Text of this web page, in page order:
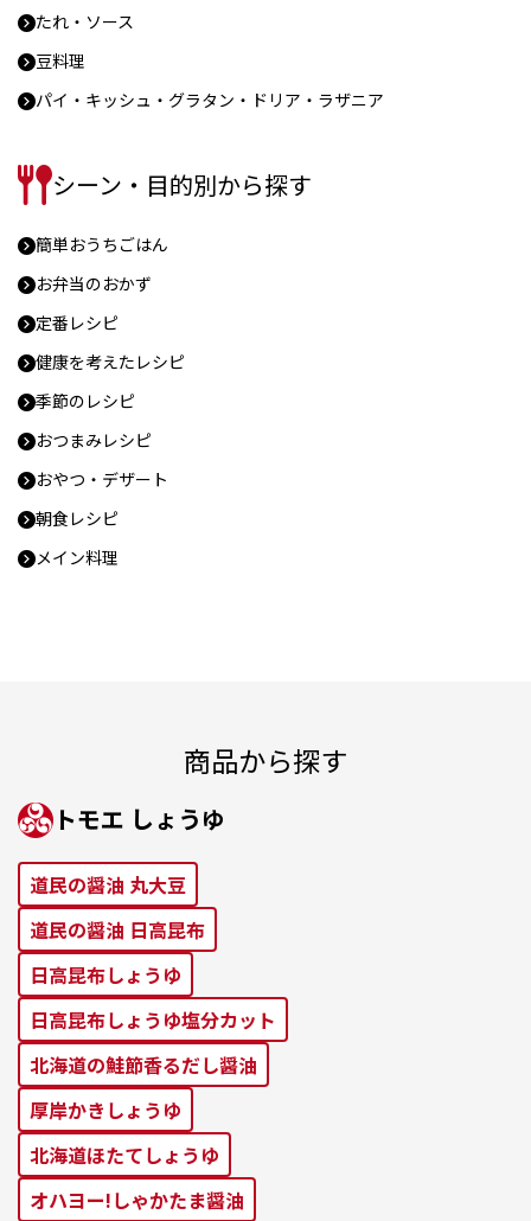
たれ・ソース
豆料理
パイ・キッシュ・グラタン・ドリア・ラザニア
シーン・目的別から探す
簡単おうちごはん
お弁当のおかず
定番レシピ
健康を考えたレシピ
季節のレシピ
おつまみレシピ
おやつ・デザート
朝食レシピ
メイン料理
商品から探す
トモエ しょうゆ
道⺠の醤油 丸⼤⾖
道⺠の醤油 ⽇⾼昆布
⽇⾼昆布しょうゆ
⽇⾼昆布しょうゆ塩分カット
北海道の鮭節⾹るだし醤油
厚岸かきしょうゆ
北海道ほたてしょうゆ
オハヨー!しゃかたま醤油